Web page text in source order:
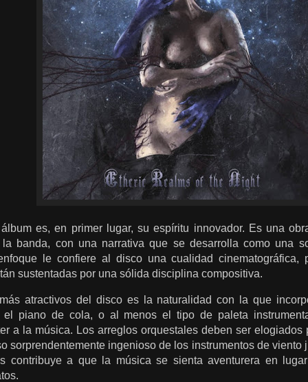
es, en primer lugar, su espíritu innovador. Es una
banda, con una narrativa que se desarrolla como una
le confiere al disco una cualidad
sustentadas por una sólida disciplina compositiva.
atractivos del disco es la naturalidad con la que
piano de cola, o al menos el tipo de paleta
a la música. Los arreglos orquestales deben ser elogiados
sorprendentemente ingenioso de los instrumentos de viento
contribuye a que la música se sienta aventurera en